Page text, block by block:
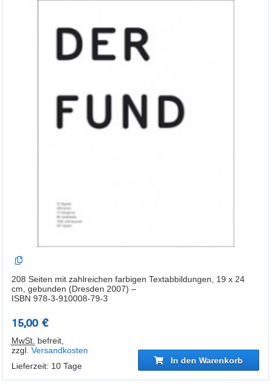
208 Seiten mit zahlreichen farbigen Textabbildungen, 19 x 24
cm, gebunden (Dresden 2007) –
ISBN 978-3-910008-79-3
15,00 €
MwSt. befreit,
zzgl. Versandkosten
Lieferzeit: 10 Tage
In den Warenkorb